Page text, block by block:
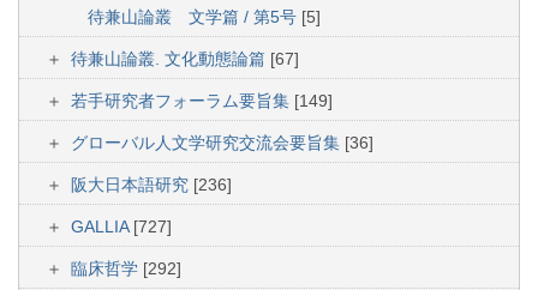
待兼山論叢 文学篇 / 第5号 [5]
待兼山論叢. 文化動態論篇 [67]
若手研究者フォーラム要旨集 [149]
グローバル人文学研究交流会要旨集 [36]
阪大日本語研究 [236]
GALLIA [727]
臨床哲学 [292]